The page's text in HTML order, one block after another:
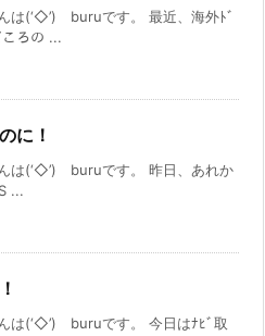
(‘◇’)ゞburuです。 最近、海外ﾄﾞ
ろの ...
に！
は(‘◇’)ゞburuです。 昨日、あれか
...
(‘◇’)ゞburuです。 今日はﾅﾋﾞ取